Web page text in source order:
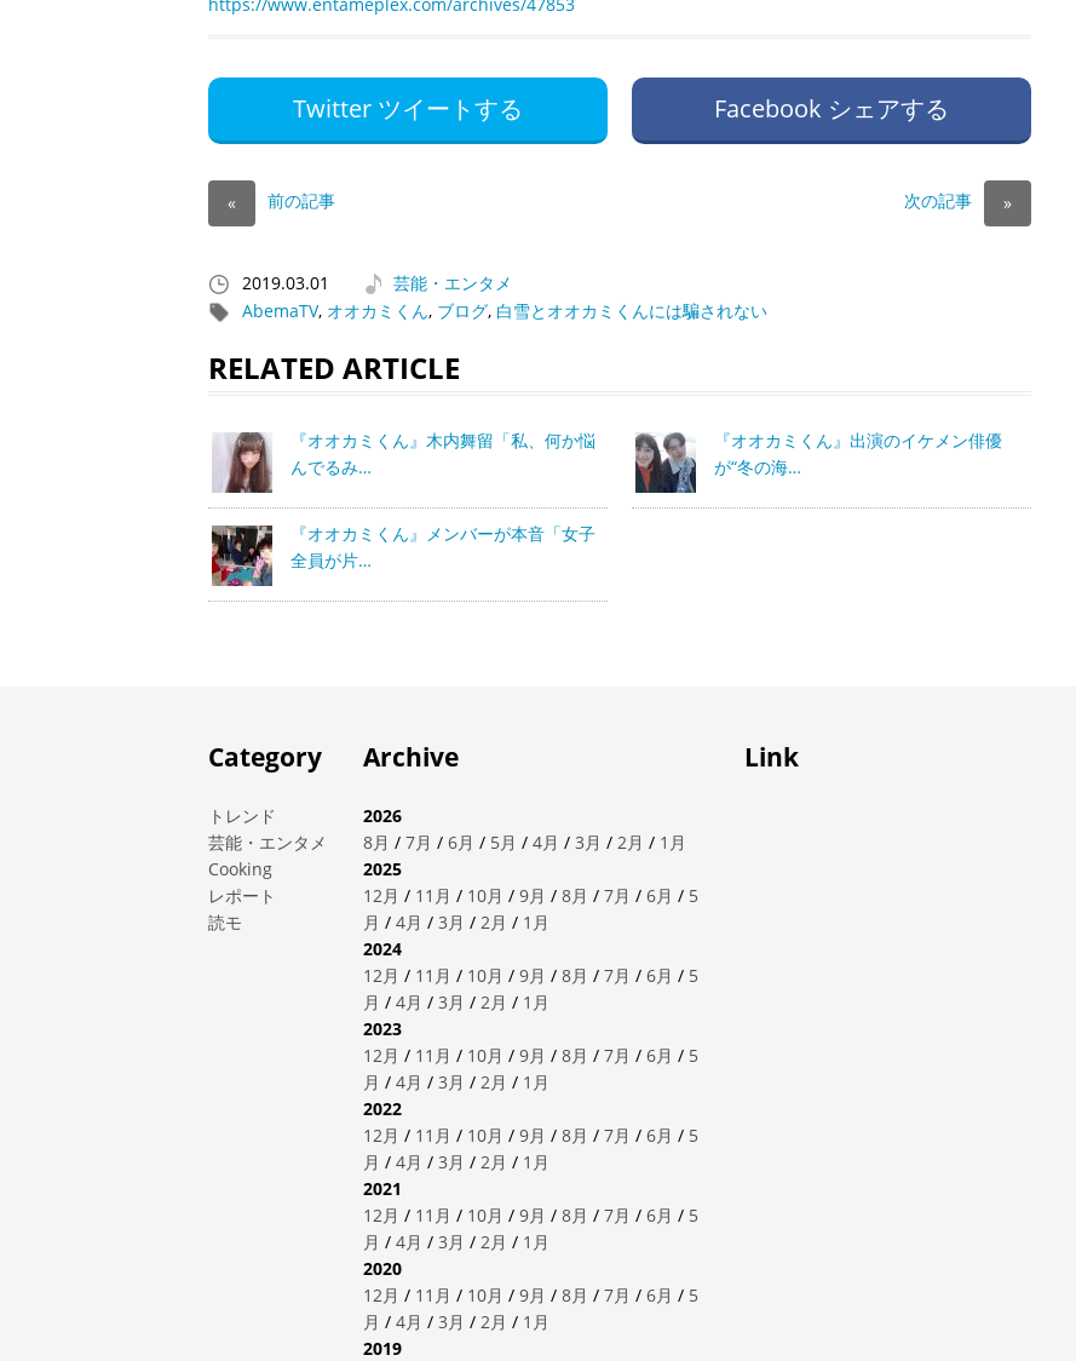
Twitter ツイートする Facebook シェアする
« 前の記事 次の記事 »
2019.03.01
芸能・エンタメ
AbemaTV, オオカミくん, ブログ, 白雪とオオカミくんには騙されない
RELATED ARTICLE
『オオカミくん』木内舞留「私、何か悩
んでるみ…
『オオカミくん』出演のイケメン俳優
が“冬の海…
『オオカミくん』メンバーが本音「女子
全員が片…
Category
トレンド
芸能・エンタメ
Cooking
レポート
読モ
Archive
2026
8月 / 7月 / 6月 / 5月 / 4月 / 3月 / 2月 / 1月
2025
12月 / 11月 / 10月 / 9月 / 8月 / 7月 / 6月 / 5
月 / 4月 / 3月 / 2月 / 1月
2024
12月 / 11月 / 10月 / 9月 / 8月 / 7月 / 6月 / 5
月 / 4月 / 3月 / 2月 / 1月
2023
12月 / 11月 / 10月 / 9月 / 8月 / 7月 / 6月 / 5
月 / 4月 / 3月 / 2月 / 1月
2022
12月 / 11月 / 10月 / 9月 / 8月 / 7月 / 6月 / 5
月 / 4月 / 3月 / 2月 / 1月
2021
12月 / 11月 / 10月 / 9月 / 8月 / 7月 / 6月 / 5
月 / 4月 / 3月 / 2月 / 1月
2020
12月 / 11月 / 10月 / 9月 / 8月 / 7月 / 6月 / 5
月 / 4月 / 3月 / 2月 / 1月
2019
Link